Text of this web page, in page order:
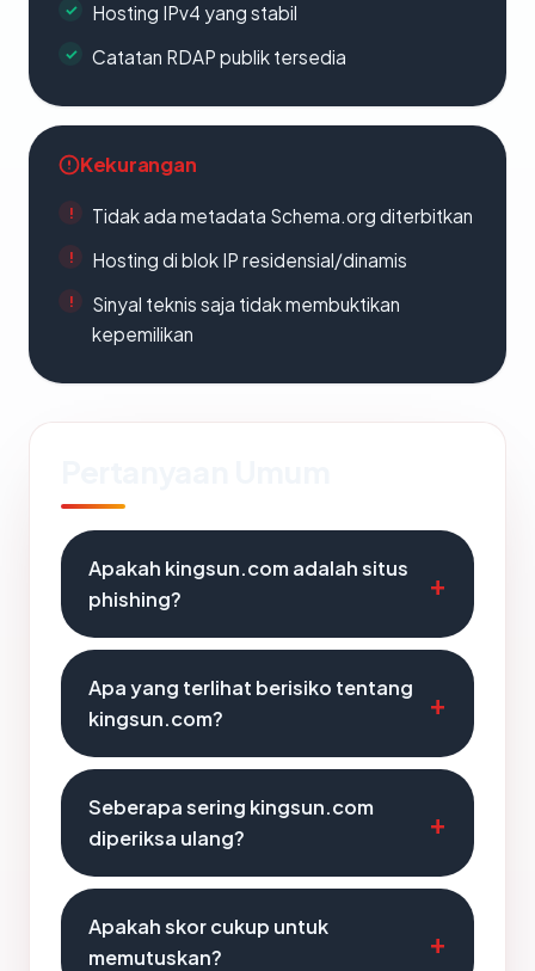
Hosting IPv4 yang stabil
Catatan RDAP publik tersedia
Kekurangan
Tidak ada metadata Schema.org diterbitkan
Hosting di blok IP residensial/dinamis
Sinyal teknis saja tidak membuktikan
kepemilikan
Apakah kingsun.com adalah situs
phishing?
Apa yang terlihat berisiko tentang
kingsun.com?
Seberapa sering kingsun.com
diperiksa ulang?
Apakah skor cukup untuk
memutuskan?